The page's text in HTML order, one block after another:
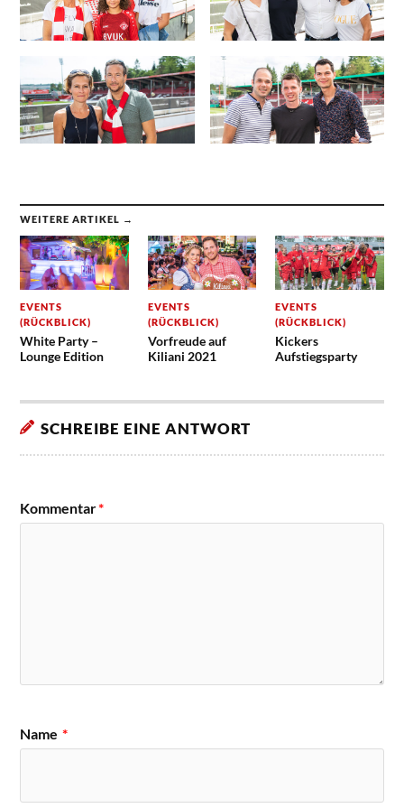
WEITERE ARTIKEL →
EVENTS
(RÜCKBLICK)
White Party –
Lounge Edition
EVENTS
(RÜCKBLICK)
Vorfreude auf
Kiliani 2021
EVENTS
(RÜCKBLICK)
Kickers
Aufstiegsparty
SCHREIBE EINE ANTWORT
Kommentar*
Name *